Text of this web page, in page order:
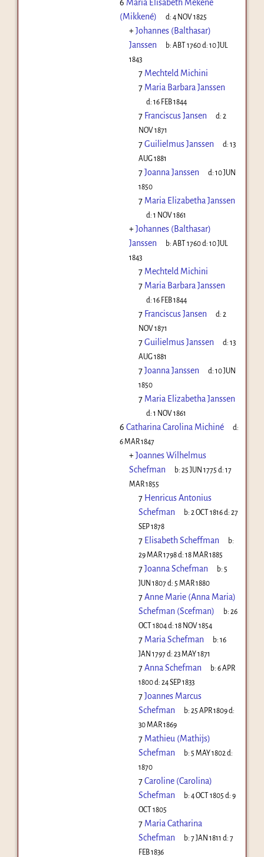
6 Maria Elisabeth Mekene
(Mikkené)
d:4 NOV 1825
+Johannes (Balthasar)
Janssen
b:ABT 1760d:10 JUL
1843
7 Mechteld Michini
7 Maria Barbara Janssen
d:16 FEB 1844
7 Franciscus Jansen d:2
NOV 1871
7Guilielmus Janssen d:13
AUG 1881
7Joanna Janssen d:10 JUN
1850
7 Maria Elizabetha Janssen
d:1 NOV 1861
+Johannes (Balthasar)
Janssen
b:ABT 1760d:10 JUL
1843
7 Mechteld Michini
7 Maria Barbara Janssen
d:16 FEB 1844
7 Franciscus Jansen d:2
NOV 1871
7Guilielmus Janssen d:13
AUG 1881
7Joanna Janssen d:10 JUN
1850
7 Maria Elizabetha Janssen
d:1 NOV 1861
6 Catharina Carolina Michiné
d:
6 MAR 1847
+Joannes Wilhelmus
Schefman
b:25 JUN 1775 d:17
MAR 1855
7 Henricus Antonius
Schefman
b:2 OCT 1816d:27
SEP 1878
7 Elisabeth Scheffman
b:
29 MAR 1798d: 18 MAR 1885
7Joanna Schefman b: 5
JUN 1807d: 5 MAR 1880
7Anne Marie (Anna Maria)
Schefman (Scefman)
b:26
OCT 1804d: 18 NOV 1854
7 Maria Schefman b:16
JAN 1797d: 23 MAY 1871
7Anna Schefman b:6 APR
1800d: 24 SEP 1833
7Joannes Marcus
Schefman
b:25 APR 1809d:
30 MAR 1869
7 Mathieu (Mathijs)
Schefman
b: 5 MAY 1802 d:
1870
7Caroline (Carolina)
Schefman
b:4 OCT 1805 d:9
OCT 1805
7 Maria Catharina
Schefman
b:7 JAN 1811 d:7
FEB 1836